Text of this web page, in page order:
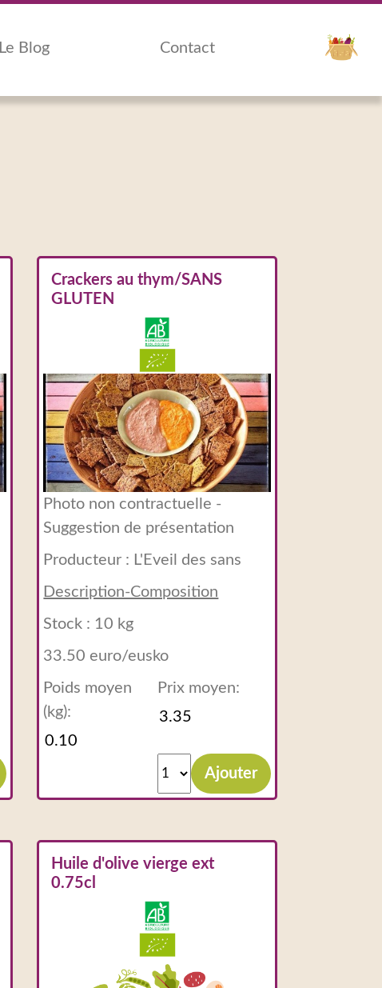
Le Blog Contact
Crackers au thym/SANS
GLUTEN
Photo non contractuelle -
Suggestion de présentation
Producteur : L'Eveil des sans
Description-Composition
Stock : 10 kg
33.50 euro/eusko
Poids moyen
(kg):
Prix moyen:
Ajouter
Huile d'olive vierge ext
0.75cl